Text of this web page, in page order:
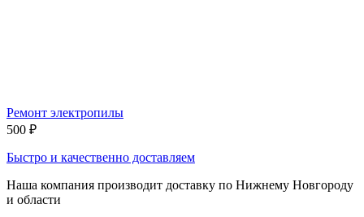
Ремонт электропилы
500 ₽
Быстро и качественно доставляем
Наша компания производит доставку по Нижнему Новгороду
и области